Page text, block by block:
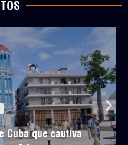
Cuba que cautiva